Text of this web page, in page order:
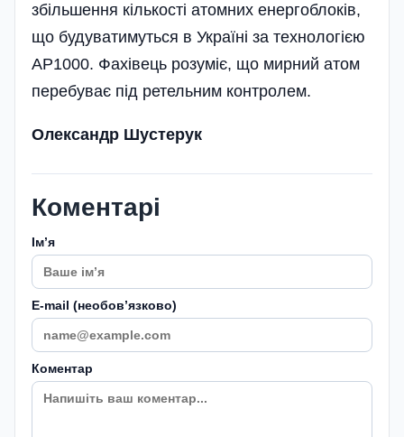
збільшення кількості атомних енергоблоків,
що будуватимуться в Україні за технологією
АР1000. Фахівець розуміє, що мирний атом
перебуває під ретельним контролем.
Олександр Шустерук
Коментарі
Імʼя
E-mail (необовʼязково)
Коментар